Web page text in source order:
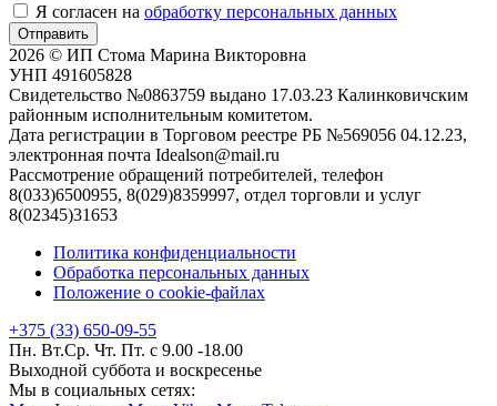
Я согласен на обработку персональных данных
Отправить
2026 © ИП Стома Марина Викторовна
УНП 491605828
Свидетельство №0863759 выдано 17.03.23 Калинковичским
районным исполнительным комитетом.
Дата регистрации в Торговом реестре РБ №569056 04.12.23,
электронная почта Idealson@mail.ru
Рассмотрение обращений потребителей, телефон
8(033)6500955, 8(029)8359997, отдел торговли и услуг
8(02345)31653
Политика конфиденциальности
Обработка персональных данных
Положение о cookie-файлах
+375 (33) 650-09-55
Пн. Вт.Ср. Чт. Пт. с 9.00 -18.00
Выходной суббота и воскресенье
Мы в социальных сетях: